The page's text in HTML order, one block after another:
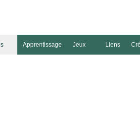
Apprentissage Jeux Liens